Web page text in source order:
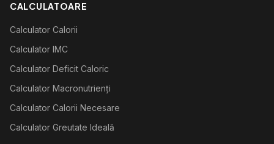
CALCULATOARE
Calculator Calorii
Calculator IMC
Calculator Deficit Caloric
Calculator Macronutrienți
Calculator Calorii Necesare
Calculator Greutate Ideală